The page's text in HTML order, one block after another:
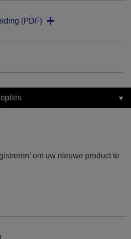
(PDF)
om uw nieuwe product te